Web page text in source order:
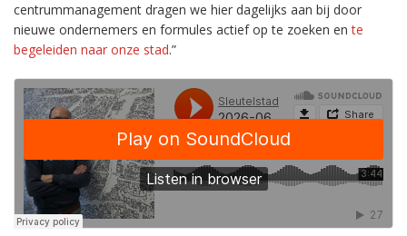
centrummanagement dragen we hier dagelijks aan bij door
nieuwe ondernemers en formules actief op te zoeken ente
begeleiden naar onze stad.”